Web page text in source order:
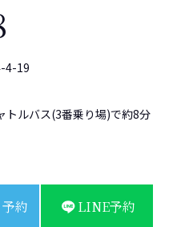
4-19
トルバス(3番乗り場)で約8分
約 LINE予約